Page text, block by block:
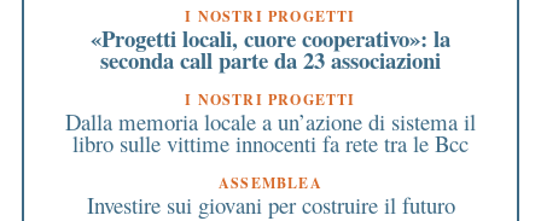
I NOSTRI PROGETTI
«Progetti locali, cuore cooperativo»: la
seconda call parte da 23 associazioni
I NOSTRI PROGETTI
Dalla memoria locale a un’azione di sistema il
libro sulle vittime innocenti fa rete tra le Bcc
ASSEMBLEA
Investire sui giovani per costruire il futuro